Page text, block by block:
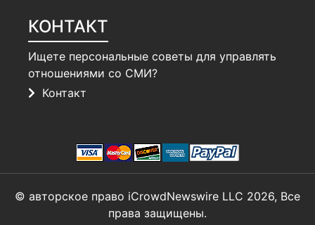
КОНТАКТ
Ищете персональные советы для управлять
отношениями со СМИ?
Контакт
© авторское право iCrowdNewswire LLC 2026, Все
права защищены.